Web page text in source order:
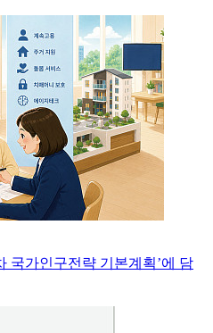
국가인구전략 기본계획’에 담